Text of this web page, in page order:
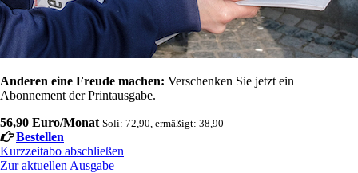
Anderen eine Freude machen: Verschenken Sie jetzt ein
Abonnement der Printausgabe.
56,90 Euro/Monat Soli: 72,90, ermäßigt: 38,90
Bestellen
Kurzzeitabo abschließen
Zur aktuellen Ausgabe